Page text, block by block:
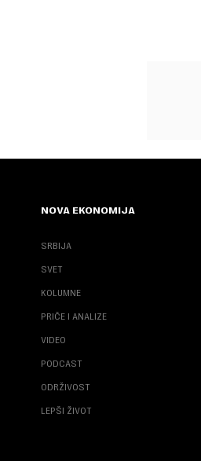
NOVA EKONOMIJA
SRBIJA
SVET
KOLUMNE
PRIČE I ANALIZE
VIDEO
PODCAST
ODRŽIVOST
LEPŠI ŽIVOT